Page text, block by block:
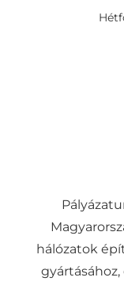
hálózatok